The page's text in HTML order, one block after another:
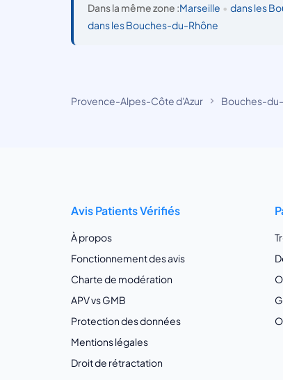
Dans la même zone :Marseille • dans les
dans les Bouches-du-Rhône
Provence-Alpes-Côte d'Azur Bouches-
Avis Patients Vérifiés
À propos
Fonctionnement des avis
Charte de modération
APV vs GMB
Protection des données
Mentions légales
Droit de rétractation